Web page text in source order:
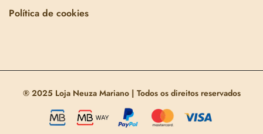
Política de cookies
® 2025 Loja Neuza Mariano | Todos os direitos reservados